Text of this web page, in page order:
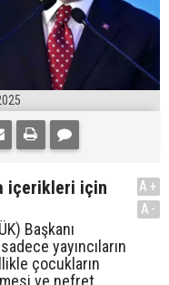
içerikleri için
Başkanı
yayıncıların
çocukların
ve nefret
A+
A-